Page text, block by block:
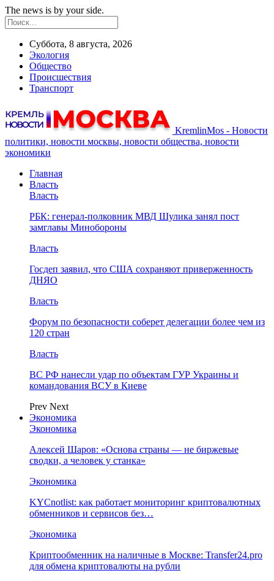
The news is by your side.
Суббота, 8 августа, 2026
Экология
Общество
Происшествия
Транспорт
KremlinMos - Новости
политики, новости москвы, новости общества, новости
экономики
Главная
Власть
Власть
РБК: генерал-полковник МВД Шулика занял пост
замглавы Минобороны
Власть
Госдеп заявил, что США сохраняют приверженность
ДНЯО
Власть
Форум по безопасности соберет делегации более чем из
120 стран
Власть
ВС РФ нанесли удар по объектам ГУР Украины и
командования ВСУ в Киеве
Prev Next
Экономика
Экономика
Алексей Шаров: «Основа страны — не биржевые
сводки, а человек у станка»
Экономика
KYCnotlist: как работает мониторинг криптовалютных
обменников и сервисов без…
Экономика
Криптообменник на наличные в Москве: Transfer24.pro
для обмена криптовалюты на рубли